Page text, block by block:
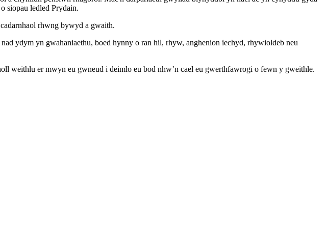
siopau ledled Prydain.
rhwng bywyd a gwaith.
ydym yn gwahaniaethu, boed hynny o ran hil, rhyw, anghenion iechyd, rhywioldeb neu
weithlu er mwyn eu gwneud i deimlo eu bod nhw’n cael eu gwerthfawrogi o fewn y gweithle.